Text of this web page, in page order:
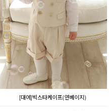
[대여]빅스타케이프(연베이지)